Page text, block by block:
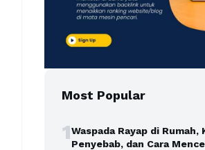
Most Popular
1Waspada Rayap di Rumah,
Penyebab, dan Cara